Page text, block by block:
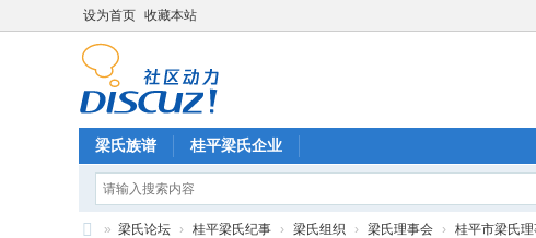
设为首页 收藏本站
梁氏族谱 桂平梁氏企业
» 梁氏论坛 › 桂平梁氏纪事 › 梁氏组织 › 梁氏理事会 › 桂平市梁氏